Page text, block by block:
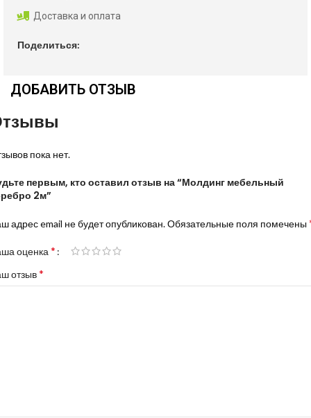
Доставка и оплата
Поделиться:
ДОБАВИТЬ ОТЗЫВ
пока нет.
первым, кто оставил отзыв на “Молдинг мебельный
2м”
адрес email не будет опубликован.Обязательные поля помечены
оценка *
отзыв*